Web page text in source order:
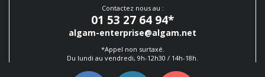
Contactez nous au :
01 53 27 64 94*
algam-enterprise@algam.net
*Appel non surtaxé.
Du lundi au vendredi, 9h-12h30 / 14h-18h.